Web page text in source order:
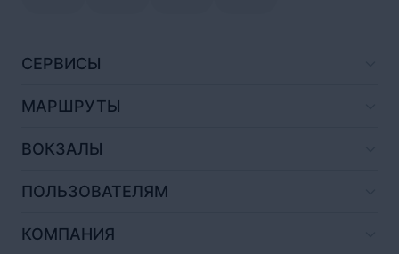
СЕРВИСЫ
МАРШРУТЫ
ВОКЗАЛЫ
ПОЛЬЗОВАТЕЛЯМ
КОМПАНИЯ